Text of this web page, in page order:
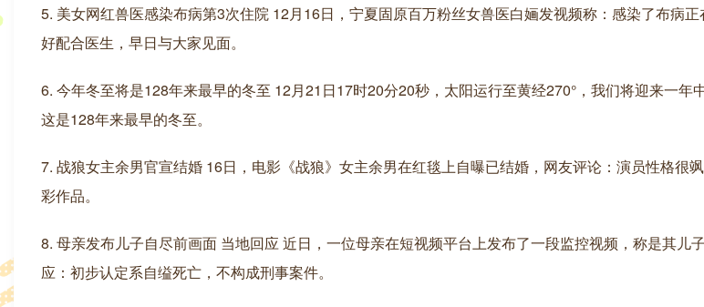
5. 美女网红兽医感染布病第3次住院 12月16日，宁夏固原百万粉丝女兽医白婳发视频称：感染了布病
好配合医生，早日与大家见面。
6. 今年冬至将是128年来最早的冬至 12月21日17时20分20秒，太阳运行至黄经270°，我们将迎来一
这是128年来最早的冬至。
7. 战狼女主余男官宣结婚 16日，电影《战狼》女主余男在红毯上自曝已结婚，网友评论：演员性格很
彩作品。
8. 母亲发布儿子自尽前画面 当地回应 近日，一位母亲在短视频平台上发布了一段监控视频，称是其儿
应：初步认定系自缢死亡，不构成刑事案件。